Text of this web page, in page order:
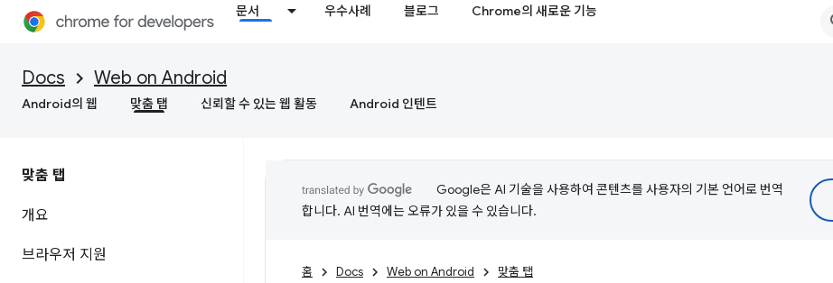
문서 우수사례 블로그 Chrome의 새로운 기능
Docs Web on Android
Android의 웹 맞춤 탭 신뢰할 수 있는 웹 활동 Android 인텐트
맞춤 탭
개요
브라우저 지원
Google은 AI 기술을 사용하여 콘텐츠를 사용자의 기본 언어로 번역
합니다. AI 번역에는 오류가 있을 수 있습니다.
홈 Docs Web on Android 맞춤 탭